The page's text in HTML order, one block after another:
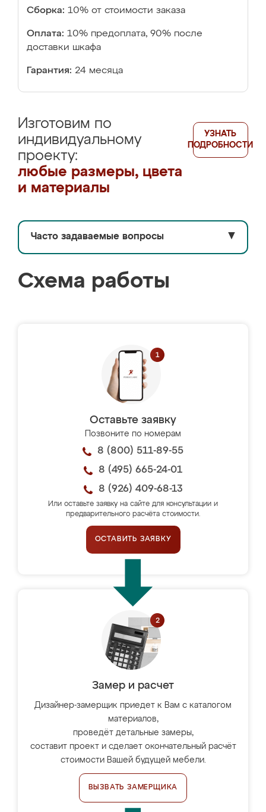
Сборка: 10% от стоимости заказа
Оплата: 10% предоплата, 90% после
доставки шкафа
Гарантия: 24 месяца
Изготовим по
индивидуальному
проекту:
любые размеры, цвета
и материалы
УЗНАТЬ
ПОДРОБНОСТИ
Часто задаваемые вопросы ▼
Схема работы
Оставьте заявку
Позвоните по номерам
8 (800) 511-89-55
8 (495) 665-24-01
8 (926) 409-68-13
Или оставьте заявку на сайте для консультации и
предварительного расчёта стоимости.
ОСТАВИТЬ ЗАЯВКУ
Замер и расчет
Дизайнер-замерщик приедет к Вам с каталогом
материалов,
проведёт детальные замеры,
составит проект и сделает окончательный расчёт
стоимости Вашей будущей мебели.
ВЫЗВАТЬ ЗАМЕРЩИКА